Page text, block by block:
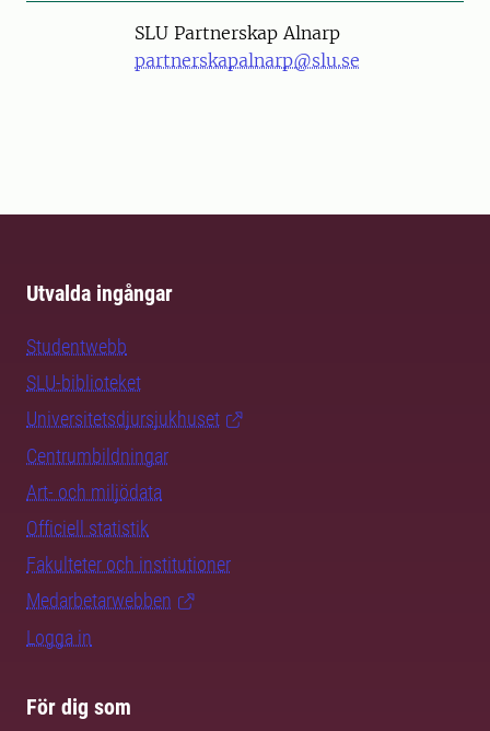
SLU Partnerskap Alnarp
partnerskapalnarp@slu.se
Utvalda ingångar
Studentwebb
SLU-biblioteket
Universitetsdjursjukhuset
Centrumbildningar
Art- och miljödata
Officiell statistik
Fakulteter och institutioner
Medarbetarwebben
Logga in
För dig som